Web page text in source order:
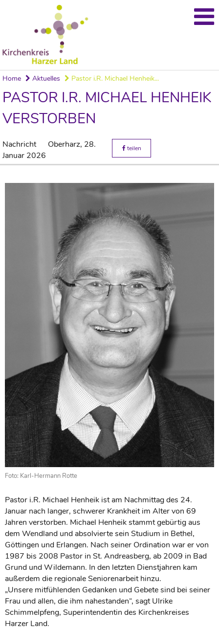
Home Aktuelles Pastor i.R. Michael Henheik...
PASTOR I.R. MICHAEL HENHEIK
VERSTORBEN
Nachricht Oberharz, 28.
Januar 2026
teilen
Foto: Karl-Hermann Rotte
Pastor i.R. Michael Henheik ist am Nachmittag des 24.
Januar nach langer, schwerer Krankheit im Alter von 69
Jahren verstorben. Michael Henheik stammt gebürtig aus
dem Wendland und absolvierte sein Studium in Bethel,
Göttingen und Erlangen. Nach seiner Ordination war er von
1987 bis 2008 Pastor in St. Andreasberg, ab 2009 in Bad
Grund und Wildemann. In den letzten Dienstjahren kam
außerdem die regionale Seniorenarbeit hinzu.
„Unsere mitfühlenden Gedanken und Gebete sind bei seiner
Frau und allen, die ihm nahestanden“, sagt Ulrike
Schimmelpfeng, Superintendentin des Kirchenkreises
Harzer Land.